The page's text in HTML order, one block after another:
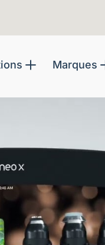
Marques